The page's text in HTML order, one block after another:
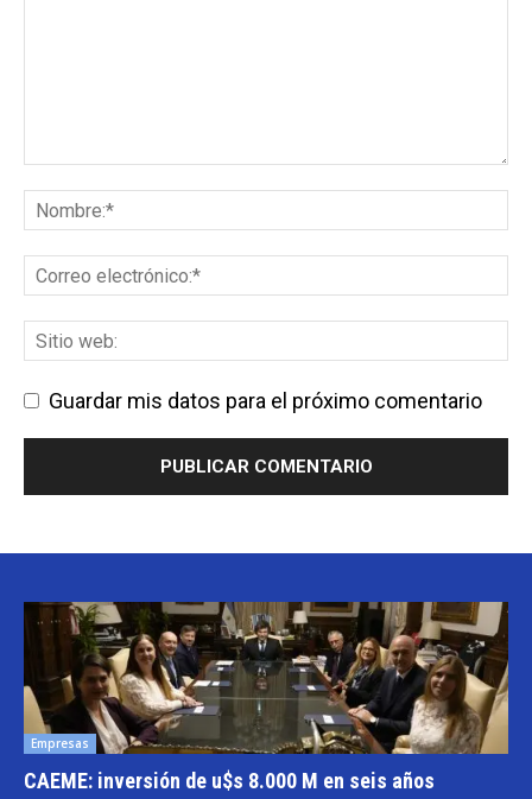
Guardar mis datos para el próximo comentario
Empresas
CAEME: inversión de u$s 8.000 M en seis años